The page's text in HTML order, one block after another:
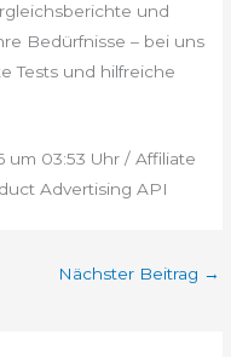
und
Bedürfnisse – bei uns
Tests und hilfreiche
um 03:53 Uhr / Affiliate
Advertising API
Nächster Beitrag →